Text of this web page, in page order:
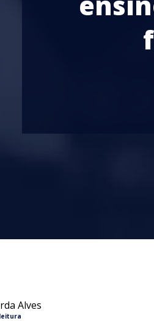
Alves